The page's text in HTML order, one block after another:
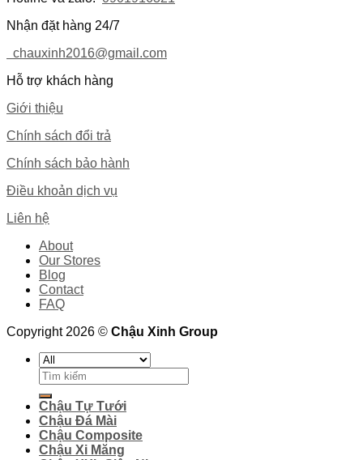
Nhận đặt hàng 24/7
chauxinh2016@gmail.com
Hỗ trợ khách hàng
Giới thiệu
Chính sách đổi trả
Chính sách bảo hành
Điều khoản dịch vụ
Liên hệ
About
Our Stores
Blog
Contact
FAQ
Copyright 2026 © Chậu Xinh Group
Search
for:
Chậu Tự Tưới
Chậu Đá Mài
Chậu Composite
Chậu Xi Măng